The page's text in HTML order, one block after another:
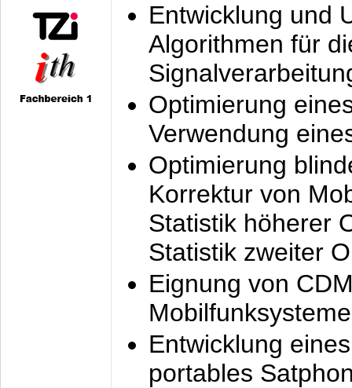
Entwicklung und
Algorithmen für
Optimierung
Verwendung
Optimierung
Korrektur von
Statistik höherer
Statistik zweiter
Eignung von
Mobilfunksysteme
Entwicklung
portables